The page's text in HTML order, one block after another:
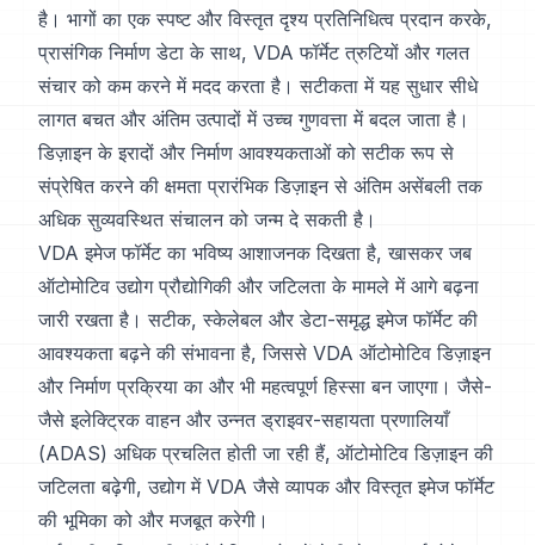
है। भागों का एक स्पष्ट और विस्तृत दृश्य प्रतिनिधित्व प्रदान करके,
प्रासंगिक निर्माण डेटा के साथ, VDA फॉर्मेट त्रुटियों और गलत
संचार को कम करने में मदद करता है। सटीकता में यह सुधार सीधे
लागत बचत और अंतिम उत्पादों में उच्च गुणवत्ता में बदल जाता है।
डिज़ाइन के इरादों और निर्माण आवश्यकताओं को सटीक रूप से
संप्रेषित करने की क्षमता प्रारंभिक डिज़ाइन से अंतिम असेंबली तक
अधिक सुव्यवस्थित संचालन को जन्म दे सकती है।
VDA इमेज फॉर्मेट का भविष्य आशाजनक दिखता है, खासकर जब
ऑटोमोटिव उद्योग प्रौद्योगिकी और जटिलता के मामले में आगे बढ़ना
जारी रखता है। सटीक, स्केलेबल और डेटा-समृद्ध इमेज फॉर्मेट की
आवश्यकता बढ़ने की संभावना है, जिससे VDA ऑटोमोटिव डिज़ाइन
और निर्माण प्रक्रिया का और भी महत्वपूर्ण हिस्सा बन जाएगा। जैसे-
जैसे इलेक्ट्रिक वाहन और उन्नत ड्राइवर-सहायता प्रणालियाँ
(ADAS) अधिक प्रचलित होती जा रही हैं, ऑटोमोटिव डिज़ाइन की
जटिलता बढ़ेगी, उद्योग में VDA जैसे व्यापक और विस्तृत इमेज फॉर्मेट
की भूमिका को और मजबूत करेगी।